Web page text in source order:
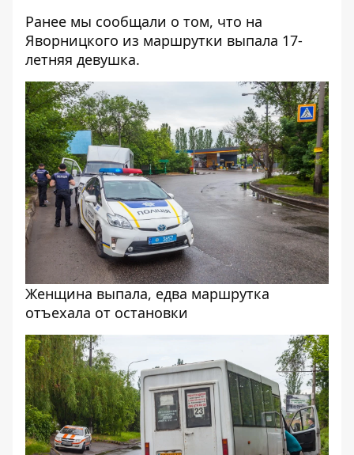
Ранее мы сообщали о том, что на
Яворницкого из маршрутки выпала 17-
летняя девушка.
Женщина выпала, едва маршрутка
отъехала от остановки